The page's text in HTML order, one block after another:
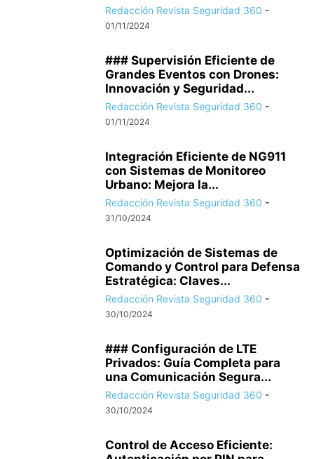
Redacción Revista Seguridad 360 -
01/11/2024
### Supervisión Eficiente de
Grandes Eventos con Drones:
Innovación y Seguridad...
Redacción Revista Seguridad 360 -
01/11/2024
Integración Eficiente de NG911
con Sistemas de Monitoreo
Urbano: Mejora la...
Redacción Revista Seguridad 360 -
31/10/2024
Optimización de Sistemas de
Comando y Control para Defensa
Estratégica: Claves...
Redacción Revista Seguridad 360 -
30/10/2024
### Configuración de LTE
Privados: Guía Completa para
una Comunicación Segura...
Redacción Revista Seguridad 360 -
30/10/2024
Control de Acceso Eficiente: